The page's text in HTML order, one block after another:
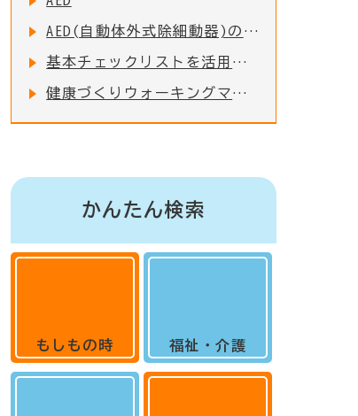
AED(自動体外式除細動器)の設置・普及について
基本チェックリストを活用しましょう
健康づくりウォーキングマップ
かんたん検索
もしもの時 福祉・介護